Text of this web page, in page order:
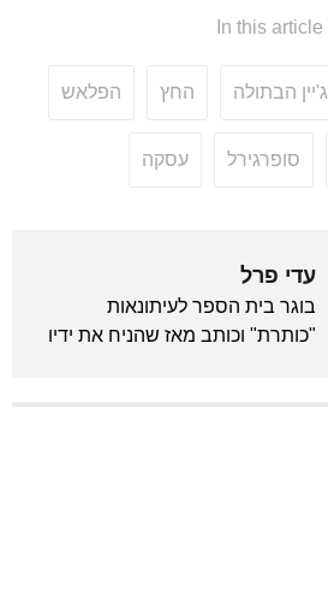
In this article
ג'יין הבתולה החץ הפלאש
סופרגירל עסקה
עדי פרל
בוגר בית הספר לעיתונאות
"כותרת" וכותב מאז שהניח את ידיו